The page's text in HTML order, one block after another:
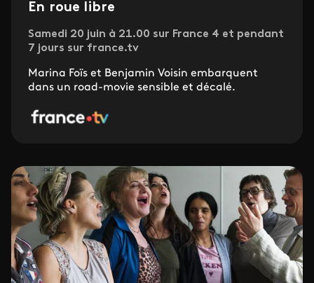
En roue libre
Samedi 20 juin à 21.00 sur France 4 et pendant
7 jours sur france.tv
Marina Foïs et Benjamin Voisin embarquent
dans un road-movie sensible et décalé.